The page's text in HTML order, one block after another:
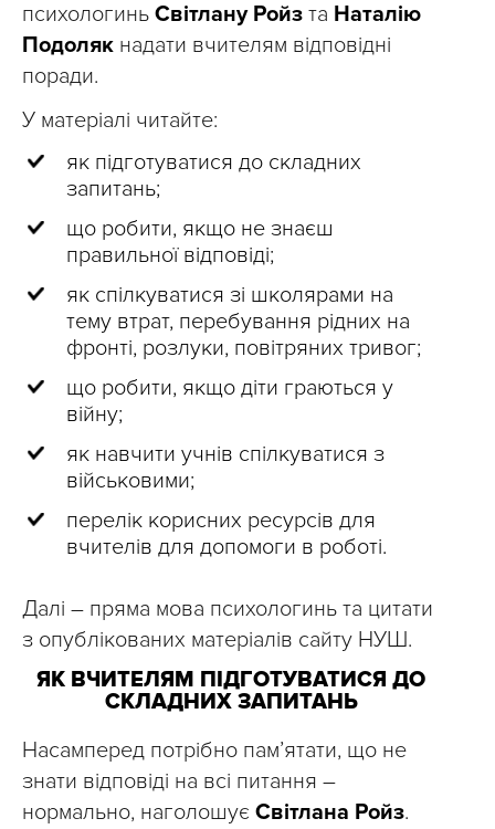
психологинь Світлану Ройз та Наталію
Подоляк надати вчителям відповідні
поради.
У матеріалі читайте:
як підготуватися до складних
запитань;
що робити, якщо не знаєш
правильної відповіді;
як спілкуватися зі школярами на
тему втрат, перебування рідних на
фронті, розлуки, повітряних тривог;
що робити, якщо діти граються у
війну;
як навчити учнів спілкуватися з
військовими;
перелік корисних ресурсів для
вчителів для допомоги в роботі.
Далі – пряма мова психологинь та цитати
з опублікованих матеріалів сайту НУШ.
ЯК ВЧИТЕЛЯМ ПІДГОТУВАТИСЯ ДО
СКЛАДНИХ ЗАПИТАНЬ
Насамперед потрібно пам’ятати, що не
знати відповіді на всі питання –
нормально, наголошує Світлана Ройз.